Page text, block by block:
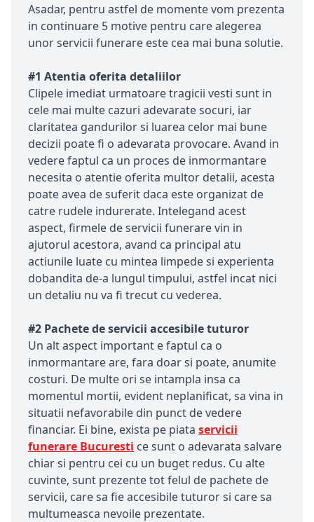
Asadar, pentru astfel de momente vom prezenta
in continuare 5 motive pentru care alegerea
unor servicii funerare este cea mai buna solutie.
#1 Atentia oferita detaliilor
Clipele imediat urmatoare tragicii vesti sunt in
cele mai multe cazuri adevarate socuri, iar
claritatea gandurilor si luarea celor mai bune
decizii poate fi o adevarata provocare. Avand in
vedere faptul ca un proces de inmormantare
necesita o atentie oferita multor detalii, acesta
poate avea de suferit daca este organizat de
catre rudele indurerate. Intelegand acest
aspect, firmele de servicii funerare vin in
ajutorul acestora, avand ca principal atu
actiunile luate cu mintea limpede si experienta
dobandita de-a lungul timpului, astfel incat nici
un detaliu nu va fi trecut cu vederea.
#2 Pachete de servicii accesibile tuturor
Un alt aspect important e faptul ca o
inmormantare are, fara doar si poate, anumite
costuri. De multe ori se intampla insa ca
momentul mortii, evident neplanificat, sa vina in
situatii nefavorabile din punct de vedere
financiar. Ei bine, exista pe piata servicii
funerare Bucuresti ce sunt o adevarata salvare
chiar si pentru cei cu un buget redus. Cu alte
cuvinte, sunt prezente tot felul de pachete de
servicii, care sa fie accesibile tuturor si care sa
multumeasca nevoile prezentate.